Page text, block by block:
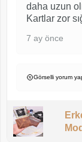
daha uzun
Kartlar zor
7 ay önce
Görselli yorum